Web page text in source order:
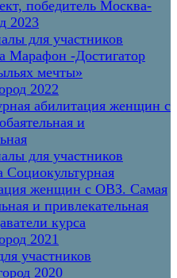
победитель Москва-
2023
для участников
Марафон -Достигатор
мечты»
2022
абилитация женщин с
и
для участников
Социокультурная
женщин с ОВЗ. Самая
и привлекательная
курса
2021
участников
2020